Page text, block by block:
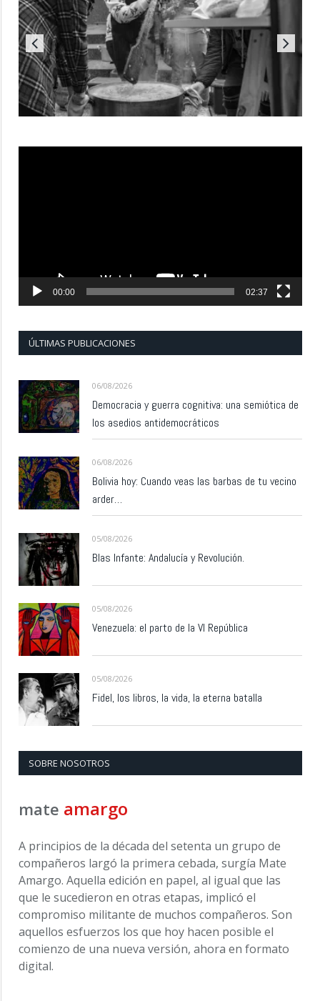
00:00 02:37
ÚLTIMAS PUBLICACIONES
06/08/2026
Democracia y guerra cognitiva: una semiótica de
los asedios antidemocráticos
06/08/2026
Bolivia hoy: Cuando veas las barbas de tu vecino
arder…
05/08/2026
Blas Infante: Andalucía y Revolución.
05/08/2026
Venezuela: el parto de la VI República
05/08/2026
Fidel, los libros, la vida, la eterna batalla
SOBRE NOSOTROS
mate amargo
A principios de la década del setenta un grupo de
compañeros largó la primera cebada, surgía Mate
Amargo. Aquella edición en papel, al igual que las
que le sucedieron en otras etapas, implicó el
compromiso militante de muchos compañeros. Son
aquellos esfuerzos los que hoy hacen posible el
comienzo de una nueva versión, ahora en formato
digital.